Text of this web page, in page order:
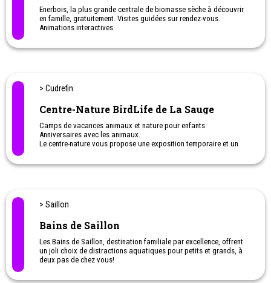
Enerbois, la plus grande centrale de biomasse sèche à découvrir
en famille, gratuitement. Visites guidées sur rendez-vous.
Animations interactives.
> Cudrefin
Centre-Nature BirdLife de La Sauge
Camps de vacances animaux et nature pour enfants.
Anniversaires avec les animaux.
Le centre-nature vous propose une exposition temporaire et un
> Saillon
Bains de Saillon
Les Bains de Saillon, destination familiale par excellence, offrent
un joli choix de distractions aquatiques pour petits et grands, à
deux pas de chez vous!